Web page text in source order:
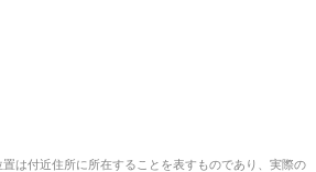
は付近住所に所在することを表すものであり、実際の